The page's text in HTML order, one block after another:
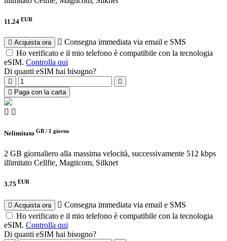
11.24 EUR
Acquista ora
Consegna immediata via email e SMS
Ho verificato e il mio telefono è compatibile con la tecnologia
eSIM. Controlla qui
Di quanti eSIM hai bisogno?
Paga con la carta
Nelimitato GB / 1 giorno
2 GB giornaliero alla massima velocità, successivamente 512 kbps
illimitato Cellfie, Magticom, Silknet
3.75 EUR
Acquista ora
Consegna immediata via email e SMS
Ho verificato e il mio telefono è compatibile con la tecnologia
eSIM. Controlla qui
Di quanti eSIM hai bisogno?